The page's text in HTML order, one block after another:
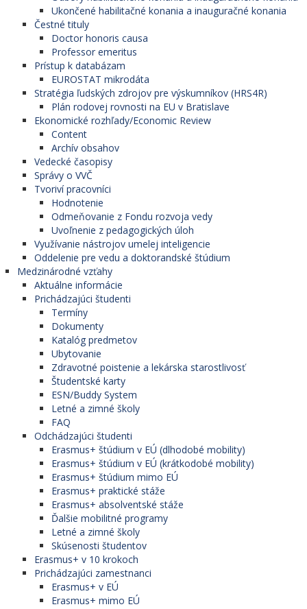
Ukončené habilitačné konania a inauguračné konania
Čestné tituly
Doctor honoris causa
Professor emeritus
Prístup k databázam
EUROSTAT mikrodáta
Stratégia ľudských zdrojov pre výskumníkov (HRS4R)
Plán rodovej rovnosti na EU v Bratislave
Ekonomické rozhľady/Economic Review
Content
Archív obsahov
Vedecké časopisy
Správy o VVČ
Tvoriví pracovníci
Hodnotenie
Odmeňovanie z Fondu rozvoja vedy
Uvoľnenie z pedagogických úloh
Využívanie nástrojov umelej inteligencie
Oddelenie pre vedu a doktorandské štúdium
Medzinárodné vzťahy
Aktuálne informácie
Prichádzajúci študenti
Termíny
Dokumenty
Katalóg predmetov
Ubytovanie
Zdravotné poistenie a lekárska starostlivosť
Študentské karty
ESN/Buddy System
Letné a zimné školy
FAQ
Odchádzajúci študenti
Erasmus+ štúdium v EÚ (dlhodobé mobility)
Erasmus+ štúdium v EÚ (krátkodobé mobility)
Erasmus+ štúdium mimo EÚ
Erasmus+ praktické stáže
Erasmus+ absolventské stáže
Ďalšie mobilitné programy
Letné a zimné školy
Skúsenosti študentov
Erasmus+ v 10 krokoch
Prichádzajúci zamestnanci
Erasmus+ v EÚ
Erasmus+ mimo EÚ